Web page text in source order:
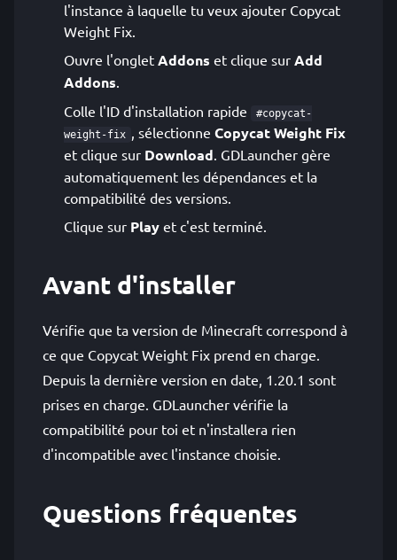
l'instance à laquelle tu veux ajouter Copycat
Weight Fix.
Ouvre l'onglet Addons et clique sur Add
Addons.
Colle l'ID d'installation rapide
#copycat-
weight-fix , sélectionne Copycat Weight Fix
et clique sur Download. GDLauncher gère
automatiquement les dépendances et la
compatibilité des versions.
Clique sur Play et c'est terminé.
Avant d'installer
Vérifie que ta version de Minecraft correspond à
ce que Copycat Weight Fix prend en charge.
Depuis la dernière version en date, 1.20.1 sont
prises en charge. GDLauncher vérifie la
compatibilité pour toi et n'installera rien
d'incompatible avec l'instance choisie.
Questions fréquentes